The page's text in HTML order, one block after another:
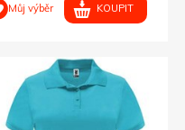
Můj výběr KOUPIT